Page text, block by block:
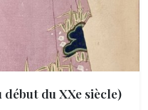
début du XXe siècle)